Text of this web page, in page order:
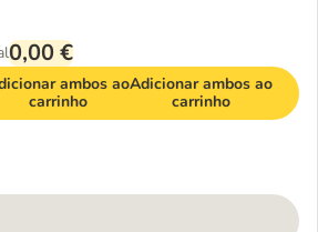
0,00 €
ambos ao
carrinho
Adicionar ambos ao
carrinho